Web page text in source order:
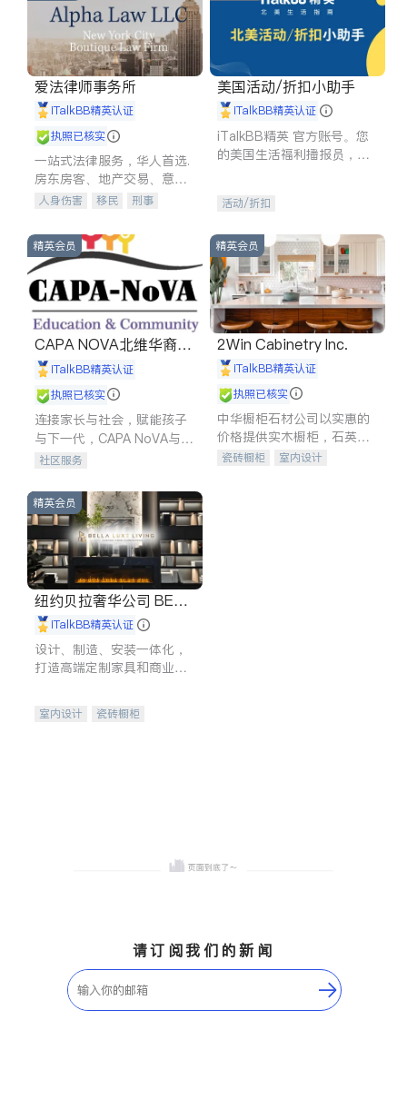
爱法律师事务所
iTalkBB精英认证
执照已核实
一站式法律服务，华人首选.
房东房客、地产交易、意外
伤害、车祸重伤、商业诉
建筑合同、刑事案件全包办
人身伤害 移民
刑事
信托/遗嘱
商业
索赔
律师-其它 保释
美国活动/折扣小助手
iTalkBB精英认证
iTalkBB精英 官方账号。您
的美国生活福利播报员，精
专属福利。
活动/折扣
精英会员
CAPA NOVA北维华裔家
长会iTalkBB精英认证
执照已核实
连接家长与社会，赋能孩子
与下一代，CAPA NoVA与您
携手建设包容、公平、充满
社区服务
精英会员
2Win Cabinetry Inc.
iTalkBB精英认证
执照已核实
中华橱柜石材公司以实惠的
价格提供实木橱柜，石英石
台面，多种优质不锈钢水
瓷砖橱柜
室内设计
精英会员
纽约贝拉奢华公司 BELL
A LUXE
iTalkBB精英认证
设计、制造、安装一体化，
打造高端定制家具和商业空
室内设计
瓷砖橱柜
请订阅我们的新闻